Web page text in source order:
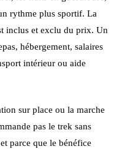
rythme plus sportif. La
inclus et exclu du prix. Un
hébergement, salaires
intérieur ou aide
sur place ou la marche
pas le trek sans
parce que le bénéfice